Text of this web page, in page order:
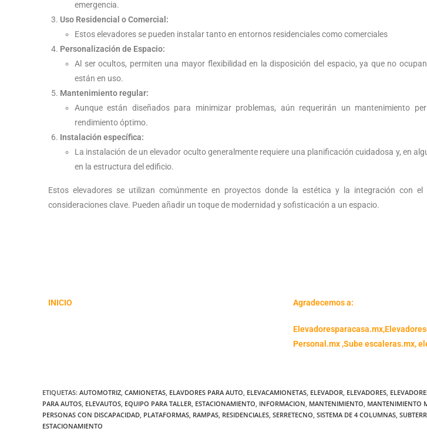
emergencia.
Uso Residencial o Comercial:
Estos elevadores se pueden instalar tanto en entornos residenciales como comerciales
Personalización de Espacio:
Al ser ocultos, permiten una mayor flexibilidad en la disposición del espacio, ya que no
están en uso.
Mantenimiento regular:
Aunque están diseñados para minimizar problemas, aún requerirán un mantenimiento
rendimiento óptimo.
Instalación específica:
La instalación de un elevador oculto generalmente requiere una planificación cuidadosa y, en
en la estructura del edificio.
Estos elevadores se utilizan comúnmente en proyectos donde la estética y la integración con el
consideraciones clave. Pueden añadir un toque de modernidad y sofisticación a un espacio.
INICIO Agradecemos a:
Elevadoresparacasa.mx,
Personal.mx ,Sube escaleras.mx,
ETIQUETAS: AUTOMOTRIZ, CAMIONETAS, ELAVDORES PARA AUTO, ELEVACAMIONETAS, ELEVADOR, ELEVADORES,
PARA AUTOS, ELEVAUTOS, EQUIPO PARA TALLER, ESTACIONAMIENTO, INFORMACION, MANTENIMIENTO, MANTENIMIENTO
PERSONAS CON DISCAPACIDAD, PLATAFORMAS, RAMPAS, RESIDENCIALES, SERRETECNO, SISTEMA DE 4 COLUMNAS,
ESTACIONAMIENTO